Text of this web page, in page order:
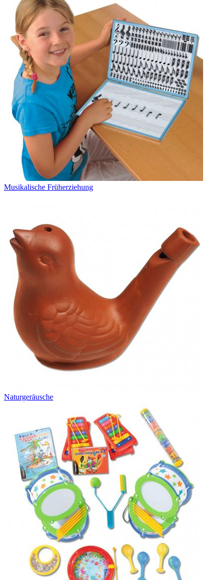
Musikalische Früherziehung
Naturgeräusche